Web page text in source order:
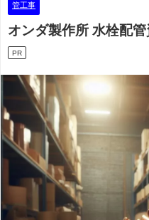
管工事
オンダ製作所 水栓配管
PR